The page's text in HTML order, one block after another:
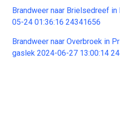
Brandweer naar Brielsedreef
05-24 01:36:16 24341656
Brandweer naar Overbroek in
gaslek 2024-06-27 13:00:14